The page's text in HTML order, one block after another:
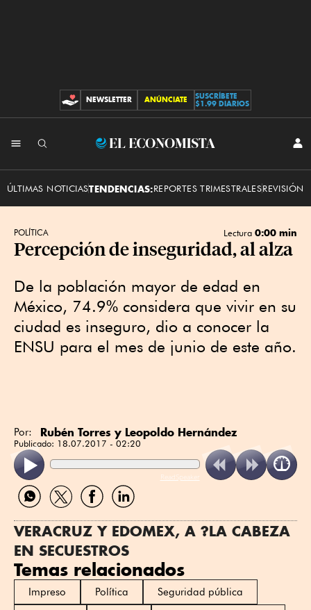
CONTRIBUCIONES
NEWSLETTER ANÚNCIATE
SUSCRÍBETE
$1.99 DIARIOS
El
ÚLTIMAS NOTICIASTENDENCIAS:REPORTES TRIMESTRALESREVISIÓN
POLÍTICA Lectura 0:00 min
Percepción de inseguridad, al alza
De la población mayor de edad en
México, 74.9% considera que vivir en su
ciudad es inseguro, dio a conocer la
ENSU para el mes de junio de este año.
Por: Rubén Torres y Leopoldo Hernández
Publicado: 18.07.2017 - 02:20
ReadSpeaker
Compartir
por
Compartir
por
Compartir
por
Compartir
por
VERACRUZ Y EDOMEX, A ?LA CABEZA
EN SECUESTROS
Temas relacionados
Impreso Política
Seguridad pública